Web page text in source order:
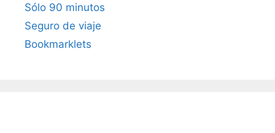
Sólo 90 minutos
Seguro de viaje
Bookmarklets